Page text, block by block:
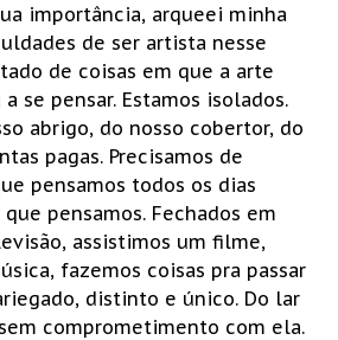
importância, arqueei minha
de ser artista nesse
de coisas em que a arte
se pensar. Estamos isolados.
abrigo, do nosso cobertor, do
pagas. Precisamos de
pensamos todos os dias
pensamos. Fechados em
assistimos um filme,
fazemos coisas pra passar
distinto e único. Do lar
comprometimento com ela.